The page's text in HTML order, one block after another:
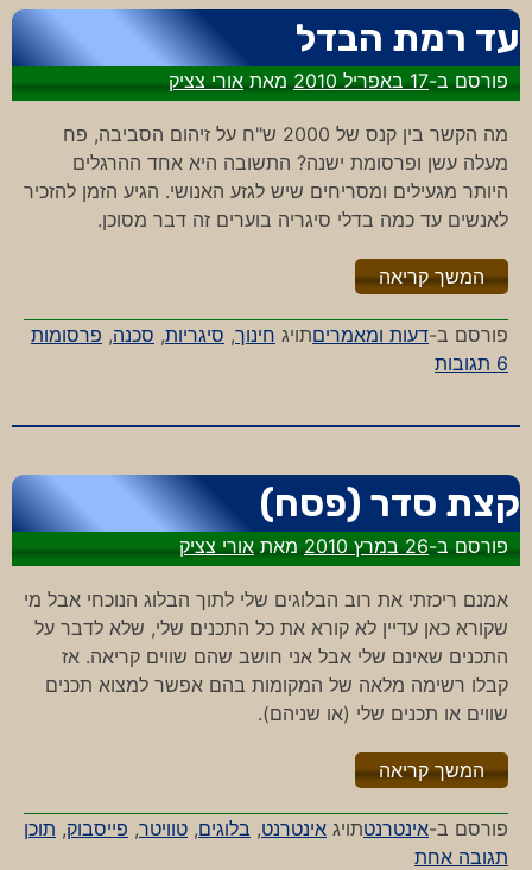
עד רמת הבדל
פורסם ב-17 באפריל 2010 מאתאורי צציק
מה הקשר בין קנס של 2000 ש"ח על זיהום הסביבה, פח
מעלה עשן ופרסומת ישנה? התשובה היא אחד ההרגלים
היותר מגעילים ומסריחים שיש לגזע האנושי. הגיע הזמן להזכיר
לאנשים עד כמה בדלי סיגריה בוערים זה דבר מסוכן.
המשך קריאה"%s"
פורסם ב-דעות ומאמריםתויג חינוך, סיגריות, סכנה, פרסומות
6 תגובות
על
קצת סדר (פסח)
פורסם ב-26 במרץ 2010 מאתאורי צציק
אמנם ריכזתי את רוב הבלוגים שלי לתוך הבלוג הנוכחי אבל מי
שקורא כאן עדיין לא קורא את כל התכנים שלי, שלא לדבר על
התכנים שאינם שלי אבל אני חושב שהם שווים קריאה. אז
קבלו רשימה מלאה של המקומות בהם אפשר למצוא תכנים
שווים או תכנים שלי (או שניהם).
המשך קריאה"%s"
פורסם ב-אינטרנטתויג אינטרנט, בלוגים, טוויטר, פייסבוק, תוכן
תגובה אחתעל